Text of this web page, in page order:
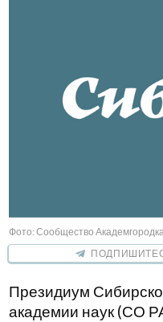
Фото: Сообщество
Президиум
академии наук (СО